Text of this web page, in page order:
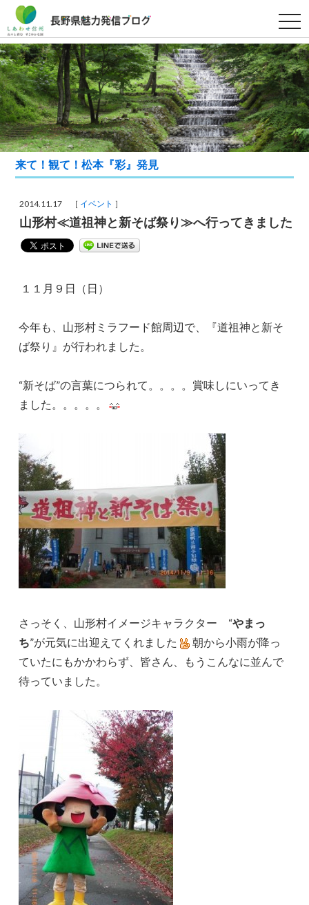
t
o
g
g
l
e
n
a
v
i
g
a
t
i
n
来て！観て！松本『彩』発見
2014.11.17 ［ イベント ］
山形村≪道祖神と新そば祭り≫へ行ってきました
１１月９日（日）
今年も、山形村ミラフード館周辺で、『道祖神と新そ
ば祭り』が行われました。
“新そば”の言葉につられて。。。。賞味しにいってき
ました。。。。。
さっそく、山形村イメージキャラクター “やまっ
ち”が元気に出迎えてくれました
朝から小雨が降っ
ていたにもかかわらず、皆さん、もうこんなに並んで
待っていました。